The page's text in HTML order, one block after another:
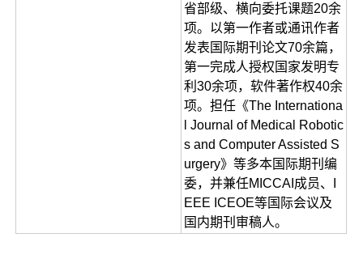
省部级、横向委托课题20余
项。以第一作者或通讯作者
发表国际期刊论文70余篇，
第一完成人授权国家发明专
利30余项，软件著作权40余
项。担任《The Internationa
l Journal of Medical Robotic
s and Computer Assisted S
urgery》等多本国际期刊编
委，并兼任MICCAI成员、I
EEE ICEOE等国际会议及
国内期刊审稿人。